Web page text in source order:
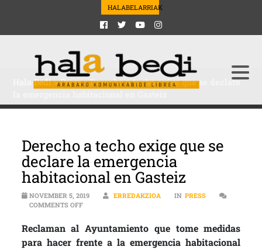
HALABELARRIAK
Hala Bedi>Press>Derecho a techo exige que se declare
Derecho a techo exige que se
declare la emergencia
habitacional en Gasteiz
NOVEMBER 5, 2019 ERREDAKZIOA IN PRESS
COMMENTS OFFON DERECHO A TECHO EXIGE QUE SE DECLARE LA
Reclaman al Ayuntamiento que tome medidas
para hacer frente a la emergencia habitacional